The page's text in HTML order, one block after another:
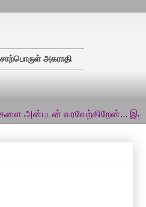
அகராதி
வரவேற்கிறேன்... இத்தளத்தில்